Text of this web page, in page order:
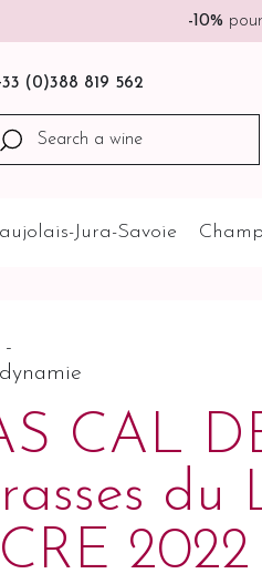
-10%
(0)388 819 562
Jura-Savoie
-
CAL
2022